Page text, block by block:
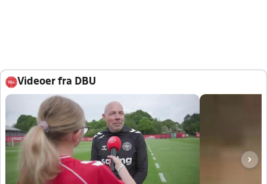
Videoer fra DBU